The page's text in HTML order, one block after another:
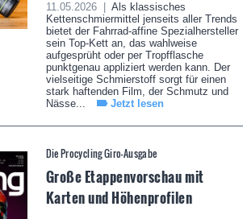
11.05.2026 |
Als klassisches
Kettenschmiermittel jenseits aller Trends
bietet der Fahrrad-affine Spezialhersteller
sein Top-Kett an, das wahlweise
aufgesprüht oder per Tropfflasche
punktgenau appliziert werden kann. Der
vielseitige Schmierstoff sorgt für einen
stark haftenden Film, der Schmutz und
Nässe...
Jetzt lesen
Die Procycling Giro-Ausgabe
Große Etappenvorschau mit
Karten und Höhenprofilen